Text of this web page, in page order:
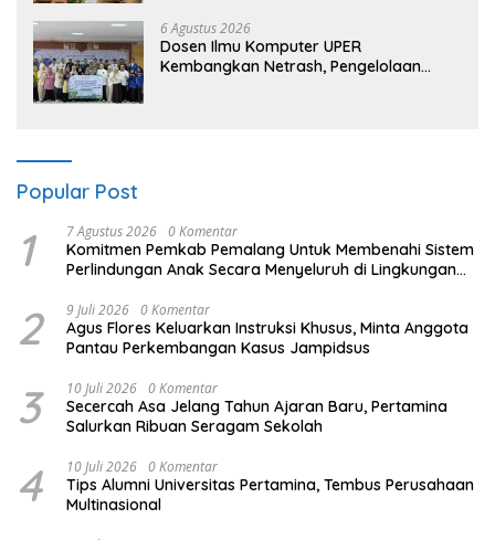
6 Agustus 2026
Dosen Ilmu Komputer UPER
Kembangkan Netrash, Pengelolaan
Popular Post
1 7 Agustus 2026 0 Komentar
Komitmen Pemkab Pemalang Untuk Membenahi Sistem
Perlindungan Anak Secara Menyeluruh di Lingkungan
2 9 Juli 2026 0 Komentar
Agus Flores Keluarkan Instruksi Khusus, Minta Anggota
Pantau Perkembangan Kasus Jampidsus
3 10 Juli 2026 0 Komentar
Secercah Asa Jelang Tahun Ajaran Baru, Pertamina
Salurkan Ribuan Seragam Sekolah
4 10 Juli 2026 0 Komentar
Tips Alumni Universitas Pertamina, Tembus Perusahaan
Multinasional